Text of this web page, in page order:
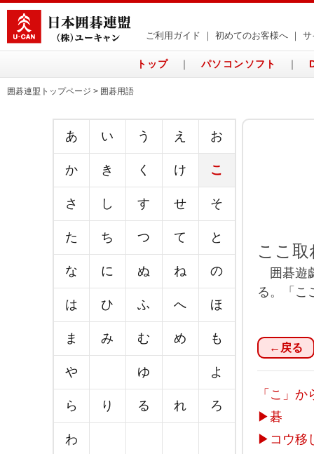
ご利用ガイド 初めてのお客様へ サ
トップ ｜ パソコンソフト ｜
囲碁連盟トップページ > 囲碁用語
あ い う え お
か き く け こ
さ し す せ そ
た ち つ て と
な に ぬ ね の
は ひ ふ へ ほ
ま み む め も
や ゆ よ
ら り る れ ろ
わ
ここ取
囲碁遊
る。「こ
←戻る
「こ」
▶碁
▶ コウ移